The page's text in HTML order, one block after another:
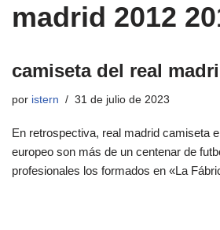
madrid 2012
camiseta del real
por istern 31 de julio de 2023
En retrospectiva, real madrid camiseta
europeo son más de un centenar de
profesionales los formados en «La